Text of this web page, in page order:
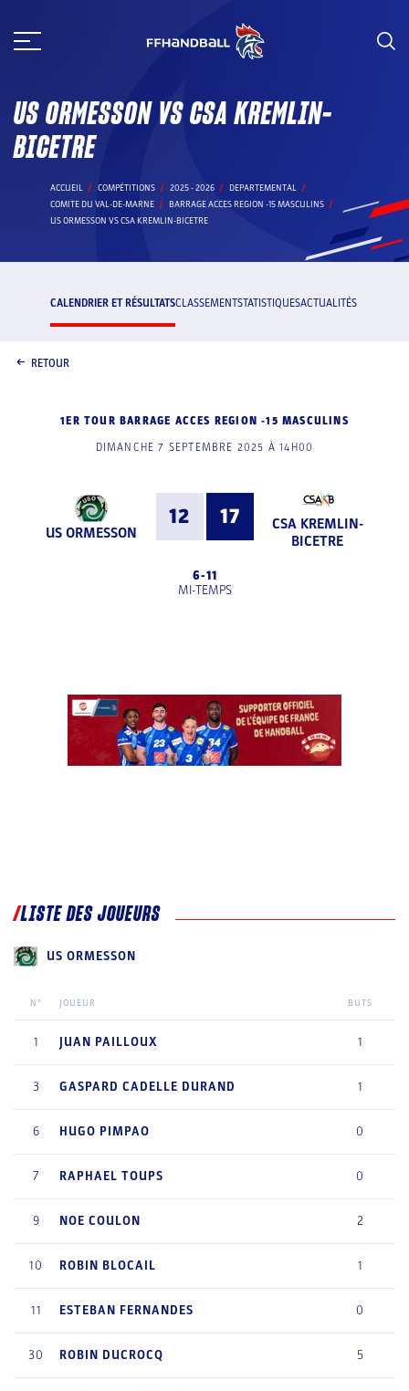
au
US ORMESSON VS CSA KREMLIN-
BICETRE
ACCUEIL COMPÉTITIONS 2025 - 2026
DEPARTEMENTAL
COMITE DU VAL-DE-MARNE
BARRAGE ACCES REGION -15 MASCULINS
US ORMESSON VS CSA KREMLIN-BICETRE
CALENDRIER ET RÉSULTATSCLASSEMENTSTATISTIQUESACTUALITÉS
RETOUR
1ER TOUR BARRAGE ACCES REGION -15 MASCULINS
DIMANCHE 7 SEPTEMBRE 2025 À 14H00
US ORMESSON
12 17
CSA KREMLIN-
BICETRE
6-11
MI-TEMPS
LISTE DES JOUEURS
US ORMESSON
N° JOUEUR BUTS
1 JUAN PAILLOUX 1
3 GASPARD CADELLE DURAND 1
6 HUGO PIMPAO 0
7 RAPHAEL TOUPS 0
9 NOE COULON 2
10 ROBIN BLOCAIL 1
11 ESTEBAN FERNANDES 0
30 ROBIN DUCROCQ 5